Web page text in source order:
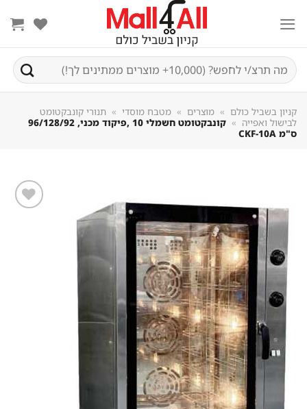
חיפוש
עבור:
קניון בשביל כולם » מוצרים » מטבח מוסדי » תנורי קונבקטומט
לבישול ואפייה »
קונבקטומט חשמלי 10 ,פיקוד מכני, 96/128/92
ס"מ CKF-10A